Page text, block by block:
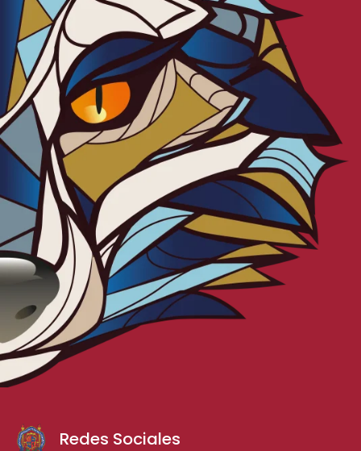
Redes Sociales